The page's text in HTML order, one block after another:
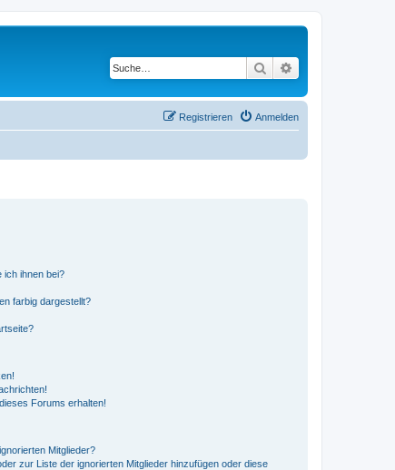
Suche
Anmelden
Registrieren
ich ihnen bei?
farbig dargestellt?
Forums erhalten!
Mitglieder?
zur Liste der ignorierten Mitglieder hinzufügen oder diese